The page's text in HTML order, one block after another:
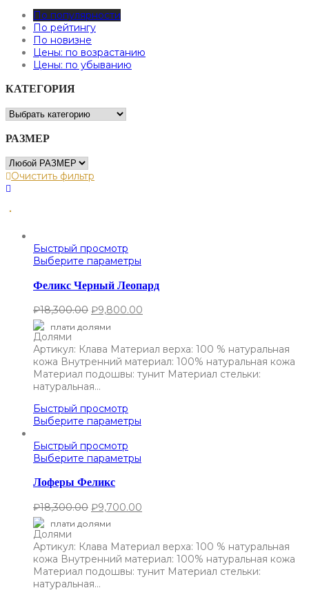
По популярности
По рейтингу
По новизне
Цены: по возрастанию
Цены: по убыванию
КАТЕГОРИЯ
РАЗМЕР
Очистить фильтр
Быстрый просмотр
Выберите параметры
Феликс Черный Леопард
₽18,300.00 ₽9,800.00
плати долями
Артикул: Клава Материал верха: 100 % натуральная
кожа Внутренний материал: 100% натуральная кожа
Материал подошвы: тунит Материал стельки:
натуральная…
Быстрый просмотр
Выберите параметры
Быстрый просмотр
Выберите параметры
Лоферы Феликс
₽18,300.00 ₽9,700.00
плати долями
Артикул: Клава Материал верха: 100 % натуральная
кожа Внутренний материал: 100% натуральная кожа
Материал подошвы: тунит Материал стельки:
натуральная…